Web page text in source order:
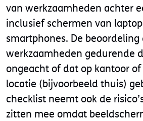
van werkzaamheden achter
inclusief schermen van
smartphones. De beoordeling
werkzaamheden gedurende
ongeacht of dat op kantoor
locatie (bijvoorbeeld thuis)
checklist neemt ook de
zitten mee omdat